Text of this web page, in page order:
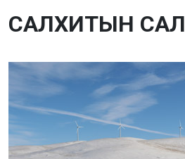
САЛХИТЫН